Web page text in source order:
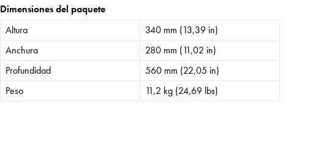
Dimensiones del paquete
Altura
340 mm (13,39 in)
Anchura
280 mm (11,02 in)
Profundidad
560 mm (22,05 in)
Peso
11,2 kg (24,69 lbs)